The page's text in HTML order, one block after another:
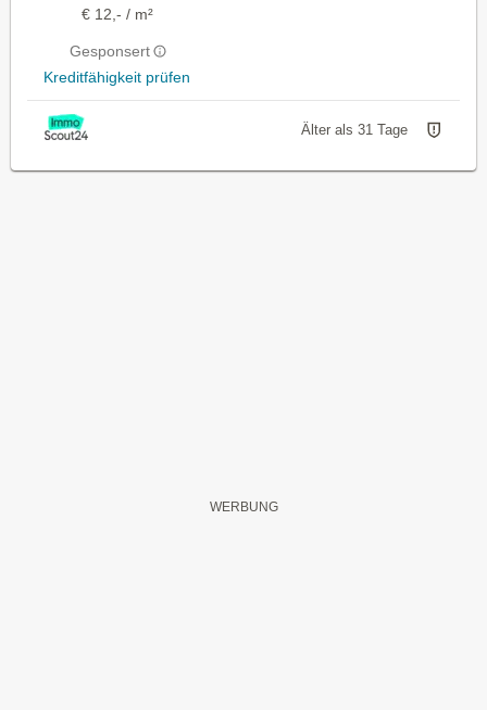
€ 12,- / m²
Gesponsert
Kreditfähigkeit prüfen
Älter als 31 Tage